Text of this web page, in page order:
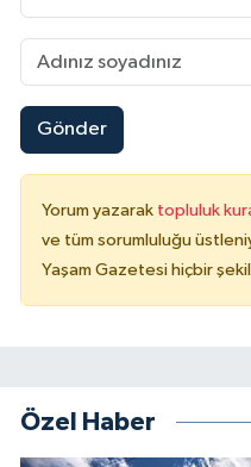
Gönder
Yorum yazarak topluluk
ve tüm sorumluluğu
Yaşam Gazetesi hiçbir
Özel Haber